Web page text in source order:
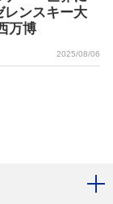
レンスキー大
万博
2025/08/06